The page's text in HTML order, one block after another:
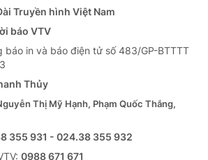
Truyền hình Việt Nam
báo VTV
báo in và báo điện tử số 483/GP-BTTTT
Thủy
Thị Mỹ Hạnh, Phạm Quốc Thắng,
355 931 - 024.38 355 932
0988 671 671